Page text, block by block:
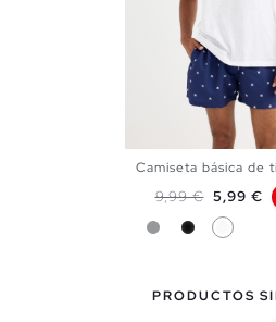
Camiseta básica de
Precio base
9,99 € Precio
5,99 €
Gris NegroBlanco
PRODUCTOS